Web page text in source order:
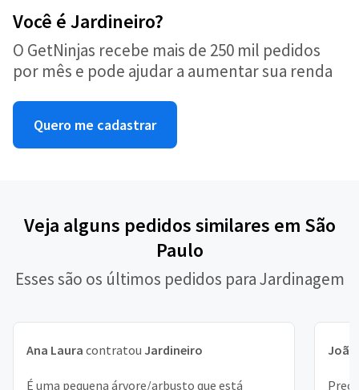
Você é Jardineiro?
O GetNinjas recebe mais de 250 mil pedidos
por mês e pode ajudar a aumentar sua renda
Quero me cadastrar
Veja alguns pedidos similares em São
Paulo
Esses são os últimos pedidos para Jardinagem
Ana Laura contratou Jardineiro
É uma pequena árvore/arbusto que está